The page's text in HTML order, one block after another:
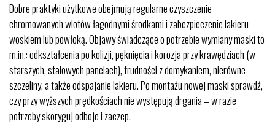
Dobre praktyki użytkowe obejmują regularne czyszczenie
chromowanych wlotów łagodnymi środkami i zabezpieczenie lakieru
woskiem lub powłoką. Objawy świadczące o potrzebie wymiany maski to
m.in.: odkształcenia po kolizji, pęknięcia i korozja przy krawędziach (w
starszych, stalowych panelach), trudności z domykaniem, nierówne
szczeliny, a także odspajanie lakieru. Po montażu nowej maski sprawdź,
czy przy wyższych prędkościach nie występują drgania – w razie
potrzeby skoryguj odboje i zaczep.